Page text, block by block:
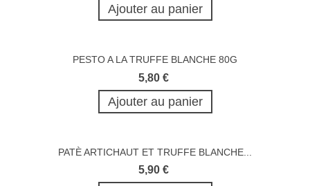
Ajouter au panier
PESTO A LA TRUFFE BLANCHE 80G
5,80 €
Ajouter au panier
PATÈ ARTICHAUT ET TRUFFE BLANCHE...
5,90 €